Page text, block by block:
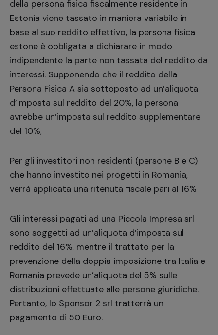
della persona fisica fiscalmente residente in
Estonia viene tassato in maniera variabile in
base al suo reddito effettivo, la persona fisica
estone è obbligata a dichiarare in modo
indipendente la parte non tassata del reddito da
interessi. Supponendo che il reddito della
Persona Fisica A sia sottoposto ad un’aliquota
d’imposta sul reddito del 20%, la persona
avrebbe un’imposta sul reddito supplementare
del 10%;
Per gli investitori non residenti (persone B e C)
che hanno investito nei progetti in Romania,
verrà applicata una ritenuta fiscale pari al 16%
Gli interessi pagati ad una Piccola Impresa srl
sono soggetti ad un’aliquota d’imposta sul
reddito del 16%, mentre il trattato per la
prevenzione della doppia imposizione tra Italia e
Romania prevede un’aliquota del 5% sulle
distribuzioni effettuate alle persone giuridiche.
Pertanto, lo Sponsor 2 srl tratterrà un
pagamento di 50 Euro.